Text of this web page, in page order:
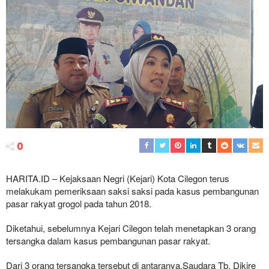
0
HARITA.ID – Kejaksaan Negri (Kejari) Kota Cilegon terus
melakukam pemeriksaan saksi saksi pada kasus pembangunan
pasar rakyat grogol pada tahun 2018.
Diketahui, sebelumnya Kejari Cilegon telah menetapkan 3 orang
tersangka dalam kasus pembangunan pasar rakyat.
Dari 3 orang tersangka tersebut di antaranya,Saudara Tb. Dikire